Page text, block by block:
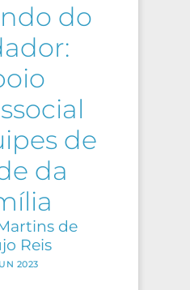
do
de
da
de
Reis
2023